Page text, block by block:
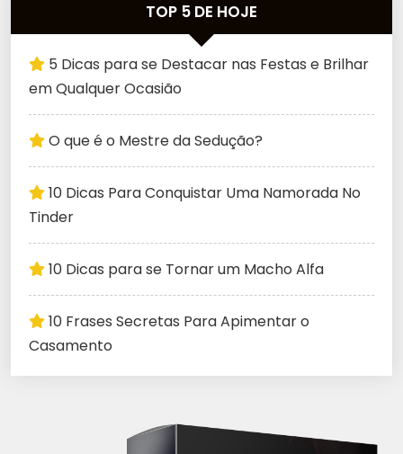
TOP 5 DE HOJE
5 Dicas para se Destacar nas Festas e Brilhar
em Qualquer Ocasião
O que é o Mestre da Sedução?
10 Dicas Para Conquistar Uma Namorada No
Tinder
10 Dicas para se Tornar um Macho Alfa
10 Frases Secretas Para Apimentar o
Casamento